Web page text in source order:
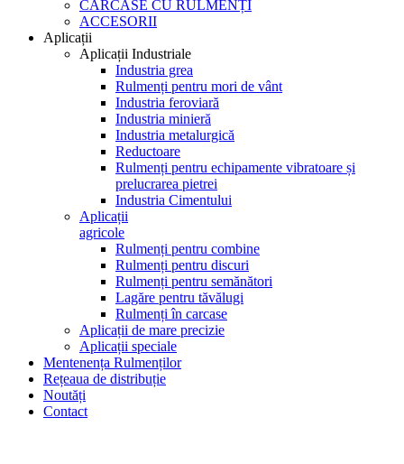
CARCASE CU RULMENȚI
ACCESORII
Aplicații
Aplicații Industriale
Industria grea
Rulmenți pentru mori de vânt
Industria feroviară
Industria minieră
Industria metalurgică
Reductoare
Rulmenți pentru echipamente vibratoare și
prelucrarea pietrei
Industria Cimentului
Aplicații
agricole
Rulmenți pentru combine
Rulmenți pentru discuri
Rulmenți pentru semănători
Lagăre pentru tăvălugi
Rulmenți în carcase
Aplicații de mare precizie
Aplicații speciale
Mentenența Rulmenților
Rețeaua de distribuție
Noutăți
Contact